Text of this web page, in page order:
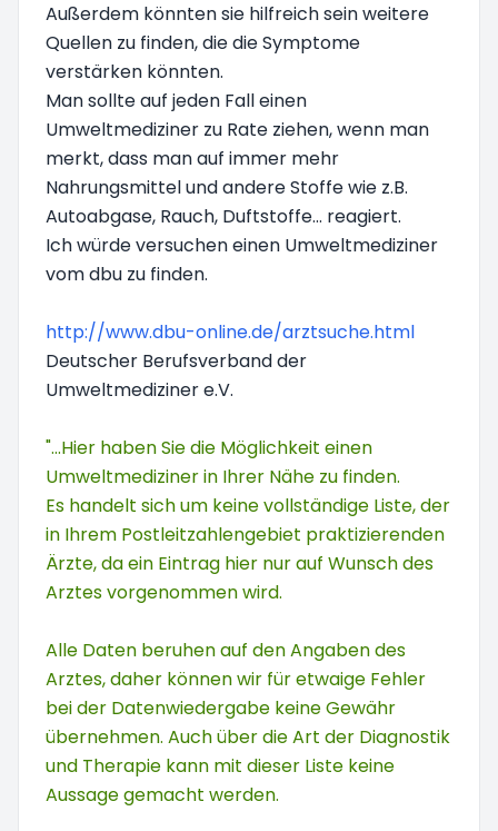
Außerdem könnten sie hilfreich sein weitere
Quellen zu finden, die die Symptome
verstärken könnten.
Man sollte auf jeden Fall einen
Umweltmediziner zu Rate ziehen, wenn man
merkt, dass man auf immer mehr
Nahrungsmittel und andere Stoffe wie z.B.
Autoabgase, Rauch, Duftstoffe... reagiert.
Ich würde versuchen einen Umweltmediziner
vom dbu zu finden.
http://www.dbu-online.de/arztsuche.html
Deutscher Berufsverband der
Umweltmediziner e.V.
"...Hier haben Sie die Möglichkeit einen
Umweltmediziner in Ihrer Nähe zu finden.
Es handelt sich um keine vollständige Liste, der
in Ihrem Postleitzahlengebiet praktizierenden
Ärzte, da ein Eintrag hier nur auf Wunsch des
Arztes vorgenommen wird.
Alle Daten beruhen auf den Angaben des
Arztes, daher können wir für etwaige Fehler
bei der Datenwiedergabe keine Gewähr
übernehmen. Auch über die Art der Diagnostik
und Therapie kann mit dieser Liste keine
Aussage gemacht werden.